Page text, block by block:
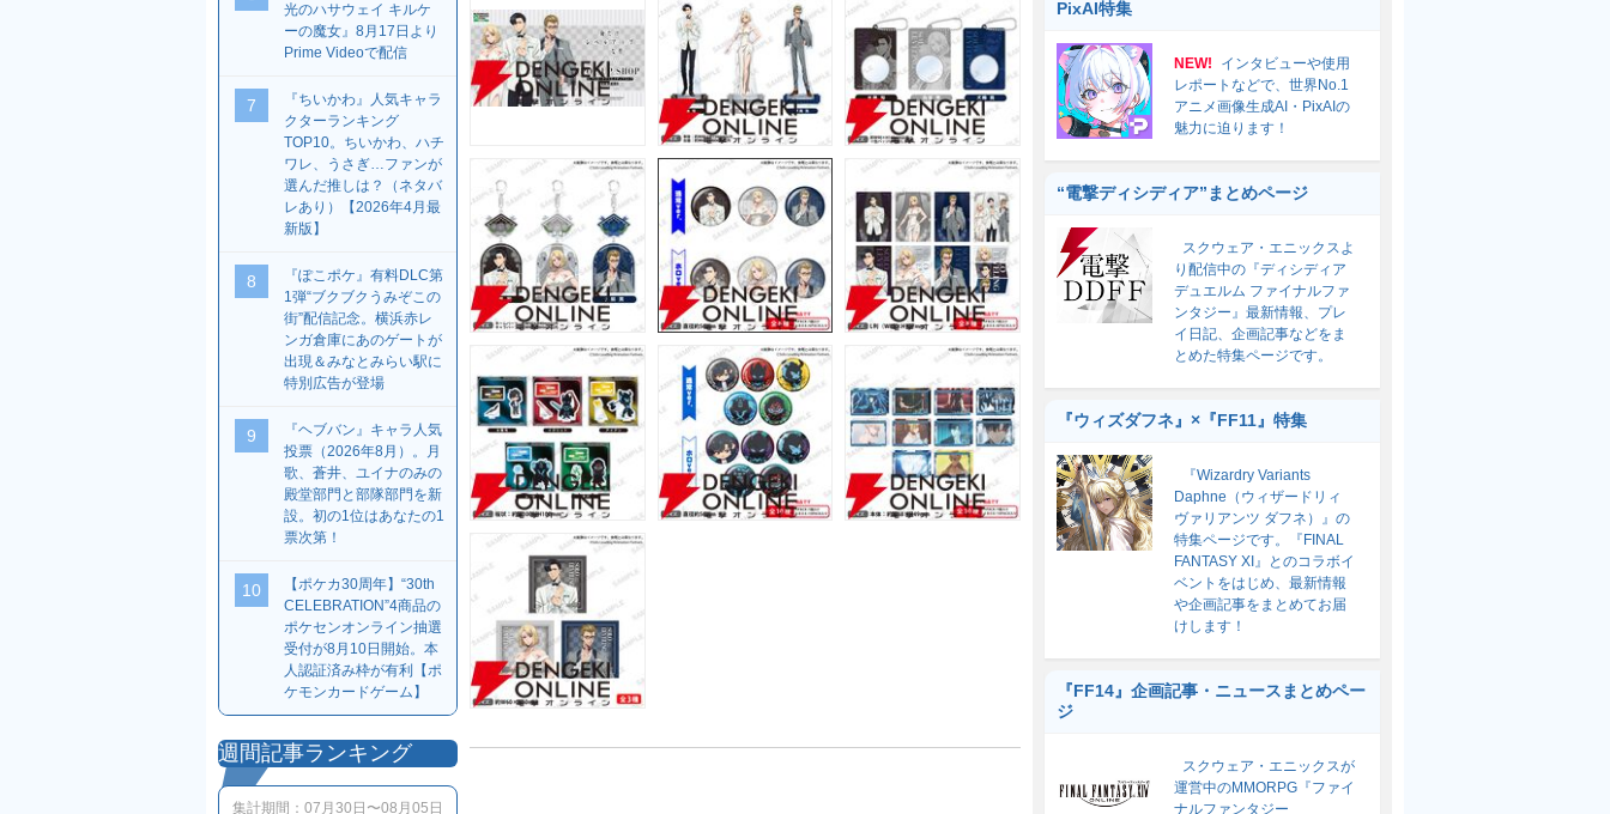
光のハサウェイ キルケ
ーの魔女』8月17日より
Prime Videoで配信
7
『ちいかわ』人気キャラ
クターランキング
TOP10。ちいかわ、ハチ
ワレ、うさぎ…ファンが
選んだ推しは？（ネタバ
レあり）【2026年4月最
新版】
8
『ぽこポケ』有料DLC第
1弾“ブクブクうみぞこの
街”配信記念。横浜赤レ
ンガ倉庫にあのゲートが
出現＆みなとみらい駅に
特別広告が登場
9
『ヘブバン』キャラ人気
投票（2026年8月）。月
歌、蒼井、ユイナのみの
殿堂部門と部隊部門を新
設。初の1位はあなたの1
票次第！
10
【ポケカ30周年】“30th
CELEBRATION”4商品の
ポケセンオンライン抽選
受付が8月10日開始。本
人認証済み枠が有利【ポ
ケモンカードゲーム】
週間記事ランキング
集計期間： 07月30日〜08月05日
PixAI特集
NEW!
インタビューや使用
レポートなどで、世界No.1
アニメ画像生成AI・PixAIの
魅力に迫ります！
“電撃ディシディア”まとめページ
スクウェア・エニックスよ
り配信中の『ディシディア
デュエルム ファイナルファ
ンタジー』最新情報、プレ
イ日記、企画記事などをま
とめた特集ページです。
『ウィズダフネ』×『FF11』特集
『Wizardry Variants
Daphne（ウィザードリィ
ヴァリアンツ ダフネ）』の
特集ページです。『FINAL
FANTASY XI』とのコラボイ
ベントをはじめ、最新情報
や企画記事をまとめてお届
けします！
『FF14』企画記事・ニュースまとめペー
ジ
スクウェア・エニックスが
運営中のMMORPG『ファイ
ナルファンタジー